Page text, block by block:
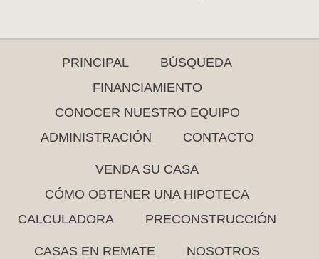
PRINCIPAL
BÚSQUEDA
FINANCIAMIENTO
CONOCER NUESTRO EQUIPO
ADMINISTRACIÓN
CONTACTO
VENDA SU CASA
CÓMO OBTENER UNA HIPOTECA
CALCULADORA
PRECONSTRUCCIÓN
CASAS EN REMATE
NOSOTROS